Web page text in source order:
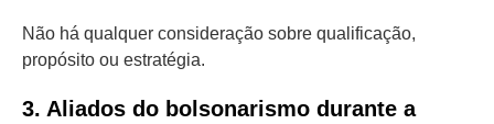
Não há qualquer consideração sobre qualificação,
propósito ou estratégia.
3. Aliados do bolsonarismo durante a